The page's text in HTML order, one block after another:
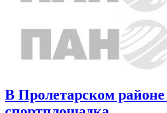
В Пролетарском